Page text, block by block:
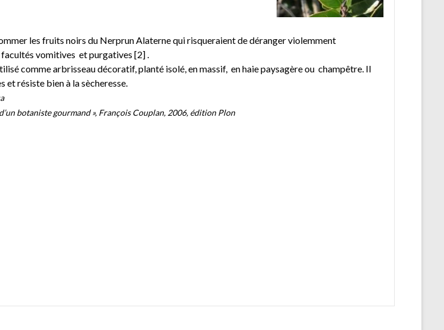
les fruits noirs du Nerprun Alaterne qui risqueraient de déranger violemment
facultés vomitives et purgatives [2] .
comme arbrisseau décoratif, planté isolé, en massif, en haie paysagère ou champêtre. Il
et résiste bien à la sècheresse.
botaniste gourmand », François Couplan, 2006, édition Plon